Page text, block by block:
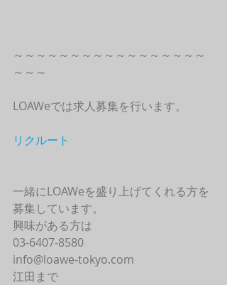
～～～～～～～～～～～～～～～～～
～～～
LOAWeでは求人募集を行います。
リクルート
一緒にLOAWeを盛り上げてくれる方を
募集しています。
興味がある方は
03-6407-8580
info@loawe-tokyo.com
江田まで